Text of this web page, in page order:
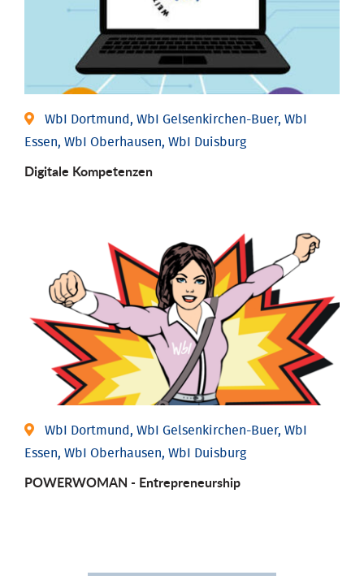
WbI Dortmund, WbI Gelsenkirchen-Buer, WbI
Essen, WbI Oberhausen, WbI Duisburg
Digitale Kompetenzen
WbI Dortmund, WbI Gelsenkirchen-Buer, WbI
Essen, WbI Oberhausen, WbI Duisburg
POWERWOMAN - Entrepreneurship